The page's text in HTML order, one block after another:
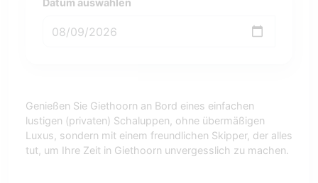
Datum auswählen
Genießen Sie Giethoorn an Bord eines einfachen
lustigen (privaten) Schaluppen, ohne übermäßigen
Luxus, sondern mit einem freundlichen Skipper, der alles
tut, um Ihre Zeit in Giethoorn unvergesslich zu machen.